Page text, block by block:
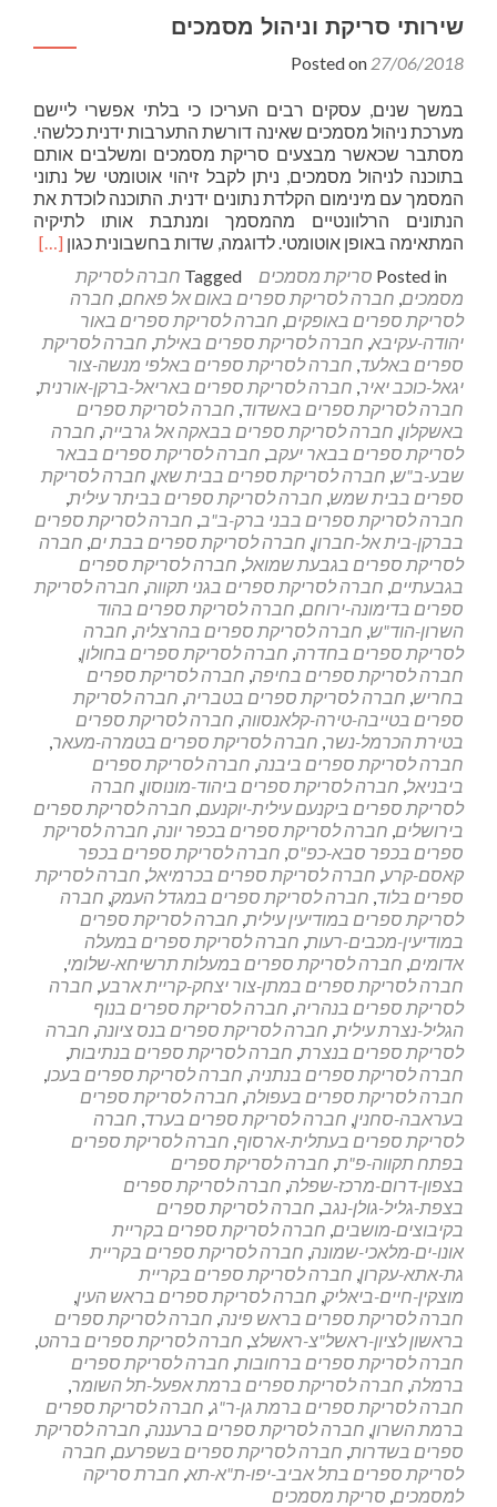
שירותי סריקת וניהול מסמכים
Posted on 27/06/2018
במשך שנים, עסקים רבים העריכו כי בלתי אפשרי ליישם
מערכת ניהול מסמכים שאינה דורשת התערבות ידנית כלשהי.
מסתבר שכאשר מבצעים סריקת מסמכים ומשלבים אותם
בתוכנה לניהול מסמכים, ניתן לקבל זיהוי אוטומטי של נתוני
המסמך עם מינימום הקלדת נתונים ידנית. התוכנה לוכדת את
הנתונים הרלוונטיים מהמסמך ומנתבת אותו לתיקיה
המתאימה באופן אוטומטי. לדוגמה, שדות בחשבונית כגון Read
וניהול
[…]
Posted in סריקת מסמכים Tagged חברה לסריקת
מסמכים, חברה לסריקת ספרים באום אל פאחם, חברה
לסריקת ספרים באופקים, חברה לסריקת ספרים באור
יהודה-עקיבא, חברה לסריקת ספרים באילת, חברה לסריקת
ספרים באלעד, חברה לסריקת ספרים באלפי מנשה-צור
יגאל-כוכב יאיר, חברה לסריקת ספרים באריאל-ברקן-אורנית,
חברה לסריקת ספרים באשדוד, חברה לסריקת ספרים
באשקלון, חברה לסריקת ספרים בבאקה אל גרבייה, חברה
לסריקת ספרים בבאר יעקב, חברה לסריקת ספרים בבאר
שבע-ב"ש, חברה לסריקת ספרים בבית שאן, חברה לסריקת
ספרים בבית שמש, חברה לסריקת ספרים בביתר עילית,
חברה לסריקת ספרים בבני ברק-ב"ב, חברה לסריקת ספרים
בברקן-בית אל-חברון, חברה לסריקת ספרים בבת ים, חברה
לסריקת ספרים בגבעת שמואל, חברה לסריקת ספרים
בגבעתיים, חברה לסריקת ספרים בגני תקווה, חברה לסריקת
ספרים בדימונה-ירוחם, חברה לסריקת ספרים בהוד
השרון-הוד"ש, חברה לסריקת ספרים בהרצליה, חברה
לסריקת ספרים בחדרה, חברה לסריקת ספרים בחולון,
חברה לסריקת ספרים בחיפה, חברה לסריקת ספרים
בחריש, חברה לסריקת ספרים בטבריה, חברה לסריקת
ספרים בטייבה-טירה-קלאנסווה, חברה לסריקת ספרים
בטירת הכרמל-נשר, חברה לסריקת ספרים בטמרה-מעאר,
חברה לסריקת ספרים ביבנה, חברה לסריקת ספרים
ביבניאל, חברה לסריקת ספרים ביהוד-מונוסון, חברה
לסריקת ספרים ביקנעם עילית-יוקנעם, חברה לסריקת ספרים
בירושלים, חברה לסריקת ספרים בכפר יונה, חברה לסריקת
ספרים בכפר סבא-כפ"ס, חברה לסריקת ספרים בכפר
קאסם-קרע, חברה לסריקת ספרים בכרמיאל, חברה לסריקת
ספרים בלוד, חברה לסריקת ספרים במגדל העמק, חברה
לסריקת ספרים במודיעין עילית, חברה לסריקת ספרים
במודיעין-מכבים-רעות, חברה לסריקת ספרים במעלה
אדומים, חברה לסריקת ספרים במעלות תרשיחא-שלומי,
חברה לסריקת ספרים במתן-צור יצחק-קריית ארבע, חברה
לסריקת ספרים בנהריה, חברה לסריקת ספרים בנוף
הגליל-נצרת עילית, חברה לסריקת ספרים בנס ציונה, חברה
לסריקת ספרים בנצרת, חברה לסריקת ספרים בנתיבות,
חברה לסריקת ספרים בנתניה, חברה לסריקת ספרים בעכו,
חברה לסריקת ספרים בעפולה, חברה לסריקת ספרים
בעראבה-סחנין, חברה לסריקת ספרים בערד, חברה
לסריקת ספרים בעתלית-ארסוף, חברה לסריקת ספרים
בפתח תקווה-פ"ת, חברה לסריקת ספרים
בצפון-דרום-מרכז-שפלה, חברה לסריקת ספרים
בצפת-גליל-גולן-נגב, חברה לסריקת ספרים
בקיבוצים-מושבים, חברה לסריקת ספרים בקריית
אונו-ים-מלאכי-שמונה, חברה לסריקת ספרים בקריית
גת-אתא-עקרון, חברה לסריקת ספרים בקריית
מוצקין-חיים-ביאליק, חברה לסריקת ספרים בראש העין,
חברה לסריקת ספרים בראש פינה, חברה לסריקת ספרים
בראשון לציון-ראשל"צ-ראשלצ, חברה לסריקת ספרים ברהט,
חברה לסריקת ספרים ברחובות, חברה לסריקת ספרים
ברמלה, חברה לסריקת ספרים ברמת אפעל-תל השומר,
חברה לסריקת ספרים ברמת גן-ר"ג, חברה לסריקת ספרים
ברמת השרון, חברה לסריקת ספרים ברעננה, חברה לסריקת
ספרים בשדרות, חברה לסריקת ספרים בשפרעם, חברה
לסריקת ספרים בתל אביב-יפו-ת"א-תא, חברת סריקה
למסמכים, סריקת מסמכים